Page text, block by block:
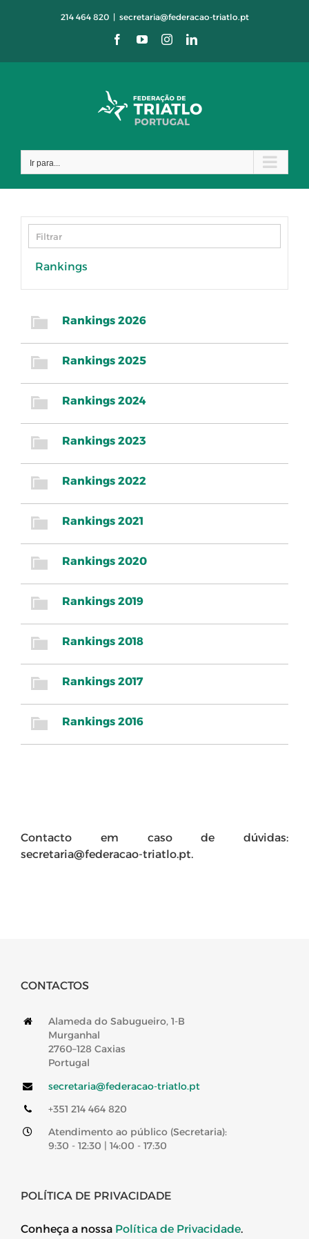
214 464 820 | secretaria@federacao-triatlo.pt
FacebookYouTubeInstagramLinkedIn
Ir para...
Rankings
Rankings 2026
Rankings 2025
Rankings 2024
Rankings 2023
Rankings 2022
Rankings 2021
Rankings 2020
Rankings 2019
Rankings 2018
Rankings 2017
Rankings 2016
Contacto em caso de dúvidas:
secretaria@federacao-triatlo.pt.
CONTACTOS
Alameda do Sabugueiro, 1-B
Murganhal
2760–128 Caxias
Portugal
secretaria@federacao-triatlo.pt
+351 214 464 820
Atendimento ao público (Secretaria):
9:30 - 12:30 | 14:00 - 17:30
POLÍTICA DE PRIVACIDADE
Conheça a nossa Política de Privacidade.